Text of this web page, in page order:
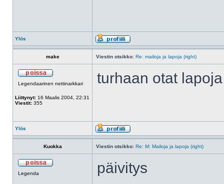
Ylös
make Viestin otsikko: Re: mailoja ja lapoja (right)
Legendaarinen nettinarkkari
Liittynyt: 16 Maalis 2004, 22:31
Viestit: 355
turhaan otat
Ylös
Kuokka Viestin otsikko: Re: M: Mailoja ja lapoja (right)
Legenda päivitys